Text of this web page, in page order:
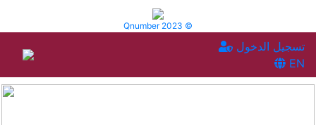
Qnumber 2023 ©
تسجيل الدخول
EN